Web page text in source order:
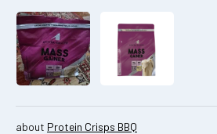
Protein Crisps BBQ